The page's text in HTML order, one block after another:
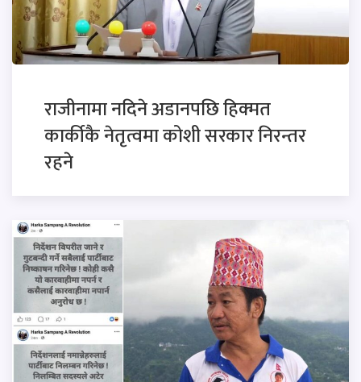
राजीनामा नदिने अडानपछि हिक्मत
कार्कीकै नेतृत्वमा कोशी सरकार निरन्तर
रहने